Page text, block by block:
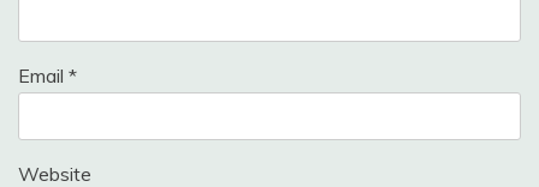
Email *
Website